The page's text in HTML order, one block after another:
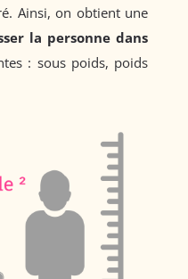
Ainsi, on obtient une
la personne dans
: sous poids, poids